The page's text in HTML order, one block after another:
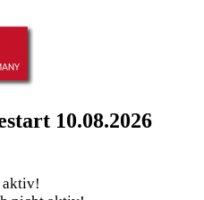
10.08.2026
aktiv!